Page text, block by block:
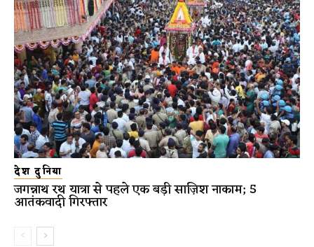
देश दुनिया
जगन्नाथ रथ यात्रा से पहले एक बड़ी साज़िश नाकाम; 5
आतंकवादी गिरफ्तार